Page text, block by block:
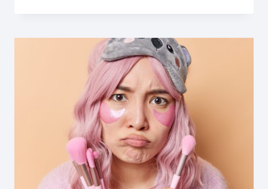
KOSMETYCZNEGO
I JAK
TO ZMIENIĆ?
MARKETING
W BRANŻY
BEAUTY